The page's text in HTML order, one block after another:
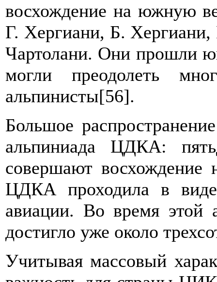
восхождение на южную
Г. Хергиани, Б.
Чартолани. Они прошли
могли преодолеть
альпинисты[56].
Большое
альпиниада ЦДКА:
совершают восхождение
ЦДКА проходила в
авиации. Во время этой
достигло уже около
Учитывая массовый